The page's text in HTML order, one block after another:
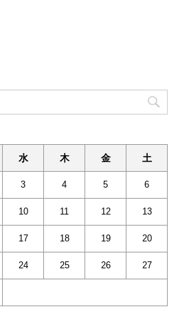
水 木 金 土
3 4 5 6
10 11 12 13
17 18 19 20
24 25 26 27